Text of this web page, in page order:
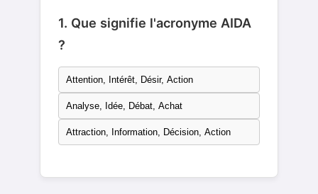
1. Que signifie l'acronyme AIDA
?
Attention, Intérêt, Désir, Action
Analyse, Idée, Débat, Achat
Attraction, Information, Décision, Action